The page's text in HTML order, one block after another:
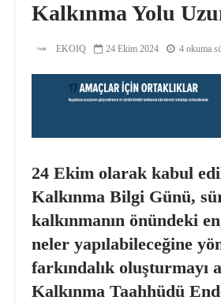
Kalkınma Yolu
EKOIQ 24 Ekim 2024 4 okuma
24 Ekim olarak kabul
Kalkınma Bilgi Günü,
kalkınmanın önündeki
neler yapılabileceğine
farkındalık oluşturmayı
Kalkınma Taahhüdü